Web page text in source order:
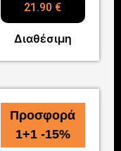
21.90 €
Διαθέσιμη
Προσφορά
1+1 -15%